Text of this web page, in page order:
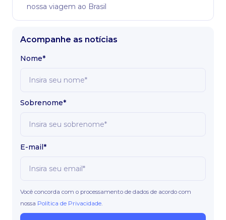
nossa viagem ao Brasil
Acompanhe as notícias
Nome*
Sobrenome*
E-mail*
Você concorda com o processamento de dados de acordo com
nossa Política de Privacidade